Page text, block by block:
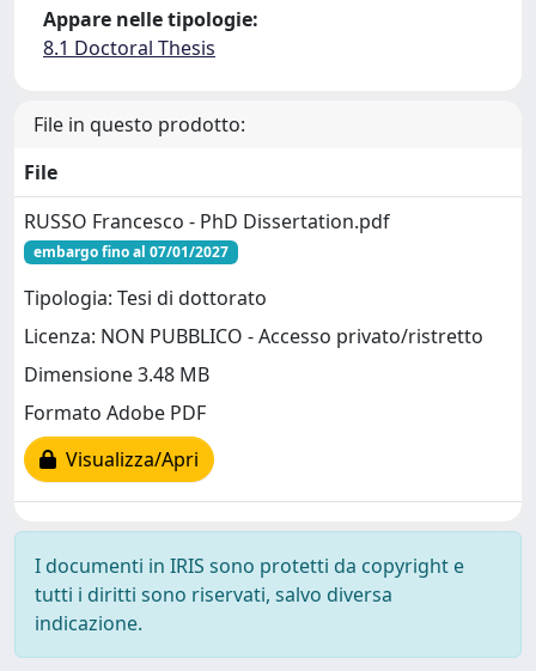
Appare nelle tipologie:
8.1 Doctoral Thesis
File in questo prodotto:
File
RUSSO Francesco - PhD Dissertation.pdf
embargo fino al 07/01/2027
Tipologia: Tesi di dottorato
Licenza: NON PUBBLICO - Accesso privato/ristretto
Dimensione 3.48 MB
Formato Adobe PDF
Visualizza/Apri
I documenti in IRIS sono protetti da copyright e
tutti i diritti sono riservati, salvo diversa
indicazione.